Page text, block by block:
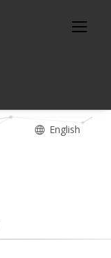
English